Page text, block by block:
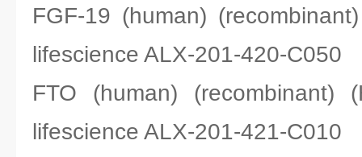
FGF-19 (human)
lifescience ALX-201-420-C050
FTO (human)
lifescience ALX-201-421-C010